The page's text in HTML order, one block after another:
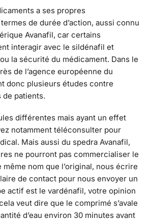
a ses propres
de durée d’action, aussi connu
Avanafil, car certains
interagir avec le sildénafil et
la sécurité du médicament. Dans le
de l’agence européenne du
donc plusieurs études contre
de patients.
différentes mais ayant un effet
notamment téléconsulter pour
Mais aussi du spedra Avanafil,
ne pourront pas commercialiser le
nom que l’original, nous écrire
de contact pour nous envoyer un
actif est le vardénafil, votre opinion
veut dire que le comprimé s’avale
d’eau environ 30 minutes avant